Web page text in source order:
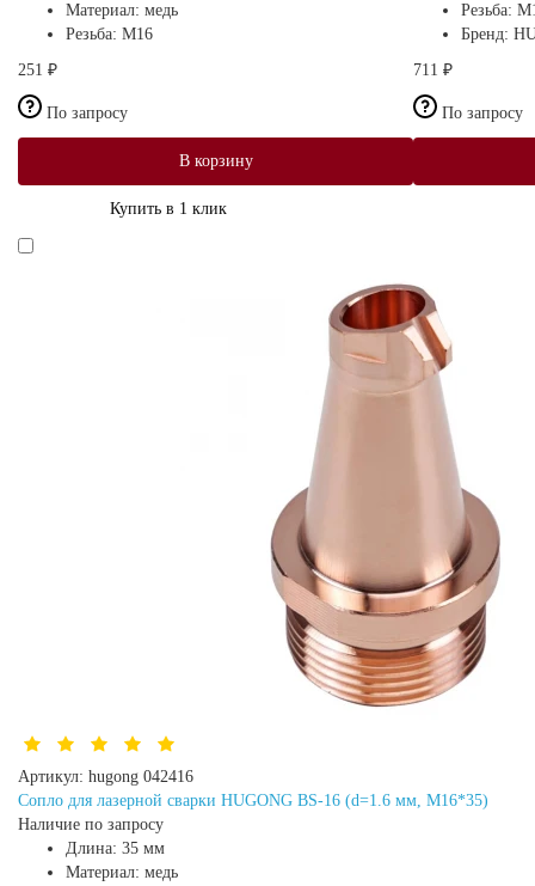
Материал: медь
Резьба: М16
251 ₽
По запросу
В корзину
Купить в 1 клик
Резьба:
Бренд:
711 ₽
По запросу
Артикул: hugong 042416
Сопло для лазерной сварки HUGONG BS-16 (d=1.6 мм, M16*35)
Наличие по запросу
Длина: 35 мм
Материал: медь